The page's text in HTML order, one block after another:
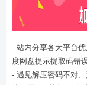
- 站内分享各大平台
度网盘提示提取码错
- 遇见解压密码不对